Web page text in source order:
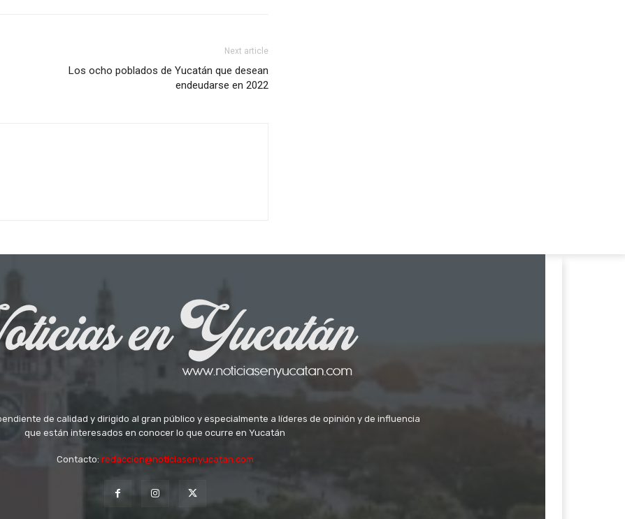
Next article
Los ocho poblados de Yucatán que desean
endeudarse en 2022
de calidad y dirigido al gran público y especialmente a líderes de opinión y de influencia
que están interesados en conocer lo que ocurre en Yucatán
Contacto: redaccion@noticiasenyucatan.com